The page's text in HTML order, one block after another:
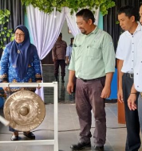
e
m
a
i
l